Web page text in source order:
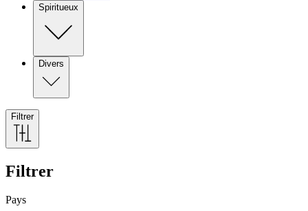
Spiritueux
Divers
Filtrer
Filtrer
Pays